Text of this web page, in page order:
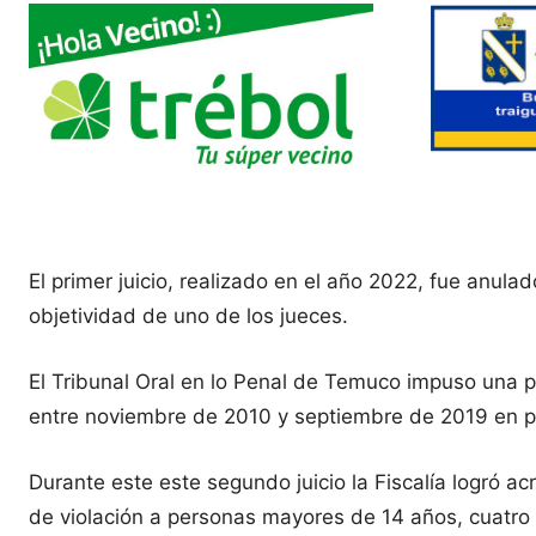
El primer juicio, realizado en el año 2022, fue
objetividad de uno de los jueces.
El Tribunal Oral en lo Penal de Temuco impuso
entre noviembre de 2010 y septiembre de 2019 en
Durante este este segundo juicio la Fiscalía logró
de violación a personas mayores de 14 años,